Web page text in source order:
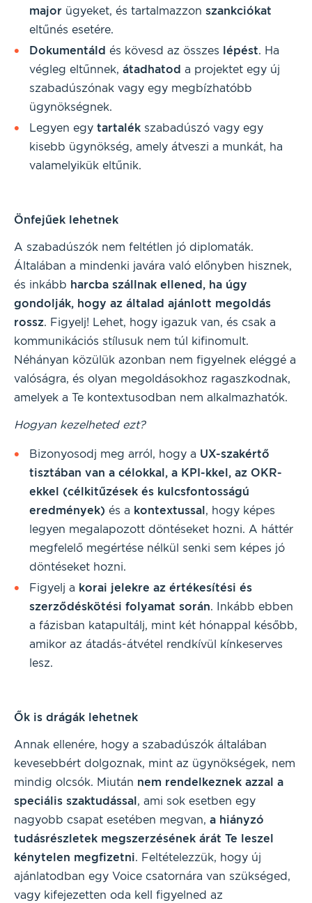
major ügyeket, és tartalmazzon szankciókat
eltűnés esetére.
Dokumentáld és kövesd az összes lépést. Ha
végleg eltűnnek, átadhatod a projektet egy új
szabadúszónak vagy egy megbízhatóbb
ügynökségnek.
Legyen egy tartalék szabadúszó vagy egy
kisebb ügynökség, amely átveszi a munkát, ha
valamelyikük eltűnik.
Önfejűek lehetnek
A szabadúszók nem feltétlen jó diplomaták.
Általában a mindenki javára való előnyben hisznek,
és inkább harcba szállnak ellened, ha úgy
gondolják, hogy az általad ajánlott megoldás
rossz. Figyelj! Lehet, hogy igazuk van, és csak a
kommunikációs stílusuk nem túl kifinomult.
Néhányan közülük azonban nem figyelnek eléggé a
valóságra, és olyan megoldásokhoz ragaszkodnak,
amelyek a Te kontextusodban nem alkalmazhatók.
Hogyan kezelheted ezt?
Bizonyosodj meg arról, hogy a UX-szakértő
tisztában van a célokkal, a KPI-kkel, az OKR-
ekkel (célkitűzések és kulcsfontosságú
eredmények) és a kontextussal , hogy képes
legyen megalapozott döntéseket hozni. A háttér
megfelelő megértése nélkül senki sem képes jó
döntéseket hozni.
Figyelj a korai jelekre az értékesítési és
szerződéskötési folyamat során. Inkább ebben
a fázisban katapultálj, mint két hónappal később,
amikor az átadás-átvétel rendkívül kínkeserves
lesz.
Ők is drágák lehetnek
Annak ellenére, hogy a szabadúszók általában
kevesebbért dolgoznak, mint az ügynökségek, nem
mindig olcsók. Miután nem rendelkeznek azzal a
speciális szaktudással , ami sok esetben egy
nagyobb csapat esetében megvan, a hiányzó
tudásrészletek megszerzésének árát Te leszel
kénytelen megfizetni. Feltételezzük, hogy új
ajánlatodban egy Voice csatornára van szükséged,
vagy kifejezetten oda kell figyelned az